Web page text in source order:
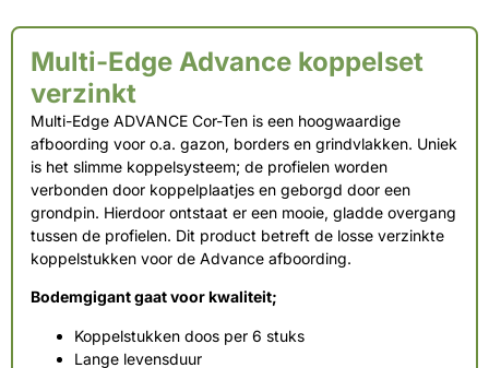
Multi-Edge Advance koppelset
verzinkt
Multi-Edge ADVANCE Cor-Ten is een hoogwaardige
afboording voor o.a. gazon, borders en grindvlakken. Uniek
is het slimme koppelsysteem; de profielen worden
verbonden door koppelplaatjes en geborgd door een
grondpin. Hierdoor ontstaat er een mooie, gladde overgang
tussen de profielen. Dit product betreft de losse verzinkte
koppelstukken voor de Advance afboording.
Bodemgigant gaat voor kwaliteit;
Koppelstukken doos per 6 stuks
Lange levensduur